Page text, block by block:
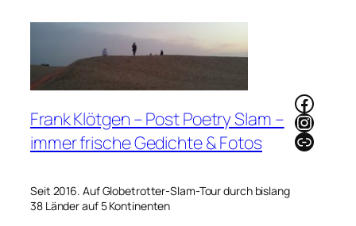
Frank Klötgen – Post Poetry Slam –
immer frische Gedichte & Fotos
Seit 2016. Auf Globetrotter-Slam-Tour durch bislang
38 Länder auf 5 Kontinenten
Link